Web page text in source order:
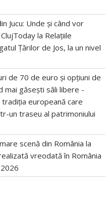
Jucu: Unde și când vor
la Relațiile
Țărilor de Jos, la un nivel
de 70 de euro și opțiuni de
mai găsești săli libere -
europeană care
un traseu al patrimoniului
scenă din România la
vreodată în România